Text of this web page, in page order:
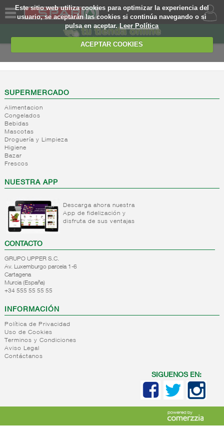
Este sitio web utiliza cookies para optimizar la experiencia del
usuario, se aceptarán las cookies si continúa navegando o si
pulsa en aceptar.Leer Política
ACEPTAR COOKIES
SOMOS
WEB
EJEMPLO
SUPERMERCADO
Alimentacion
Congelados
Bebidas
Mascotas
Droguería y Limpieza
Higiene
Bazar
Frescos
NUESTRA APP
Descarga ahora nuestra
App de fidelización y
disfruta de sus ventajas
CONTACTO
GRUPO UPPER S.C.
Av. Luxemburgo parcela 1-6
Cartagena
Murcia (España)
+34 555 55 55 55
INFORMACIÓN
Política de Privacidad
Uso de Cookies
Terminos y Condiciones
Aviso Legal
Contáctanos
SIGUENOS EN: